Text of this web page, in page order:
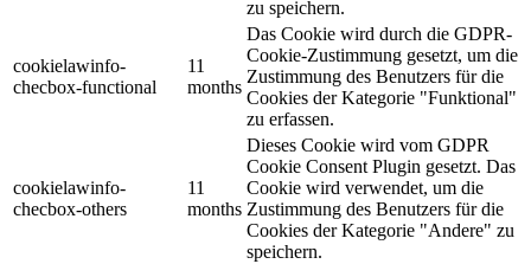
zu speichern.
cookielawinfo-
checbox-functional
11
months
Das Cookie wird durch die GDPR-
Cookie-Zustimmung gesetzt, um die
Zustimmung des Benutzers für die
Cookies der Kategorie "Funktional"
zu erfassen.
cookielawinfo-
checbox-others
11
months
Dieses Cookie wird vom GDPR
Cookie Consent Plugin gesetzt. Das
Cookie wird verwendet, um die
Zustimmung des Benutzers für die
Cookies der Kategorie "Andere" zu
speichern.